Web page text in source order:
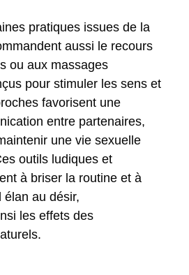
pratiques issues de la
aussi le recours
ou aux massages
pour stimuler les sens et
favorisent une
entre partenaires,
une vie sexuelle
outils ludiques et
à briser la routine et à
élan au désir,
les effets des